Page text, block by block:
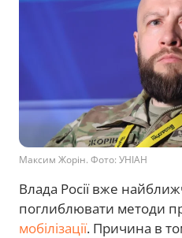
Максим Жорін. Фото: УНІАН
Влада Росії вже
поглиблювати методи
мобілізації. Причина в